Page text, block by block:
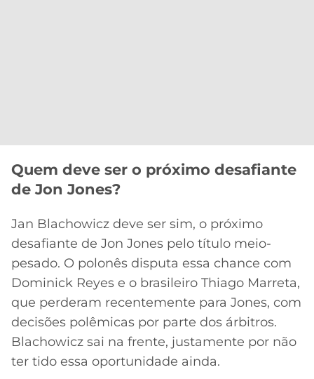
Quem deve ser o próximo desafiante
de Jon Jones?
Jan Blachowicz deve ser sim, o próximo
desafiante de Jon Jones pelo título meio-
pesado. O polonês disputa essa chance com
Dominick Reyes e o brasileiro Thiago Marreta,
que perderam recentemente para Jones, com
decisões polêmicas por parte dos árbitros.
Blachowicz sai na frente, justamente por não
ter tido essa oportunidade ainda.